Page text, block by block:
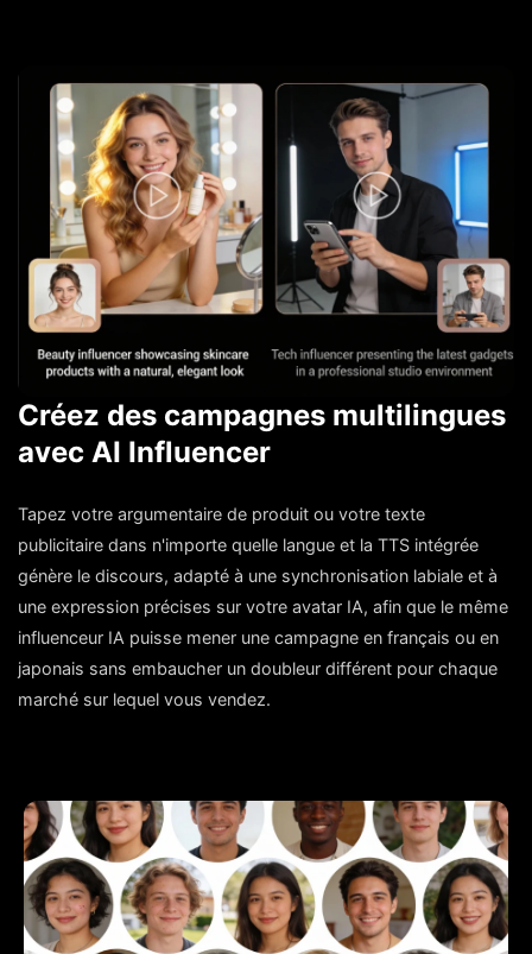
Créez des campagnes multilingues
avec AI Influencer
Tapez votre argumentaire de produit ou votre texte
publicitaire dans n'importe quelle langue et la TTS intégrée
génère le discours, adapté à une synchronisation labiale et à
une expression précises sur votre avatar IA, afin que le même
influenceur IA puisse mener une campagne en français ou en
japonais sans embaucher un doubleur différent pour chaque
marché sur lequel vous vendez.